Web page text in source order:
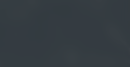
Uhr